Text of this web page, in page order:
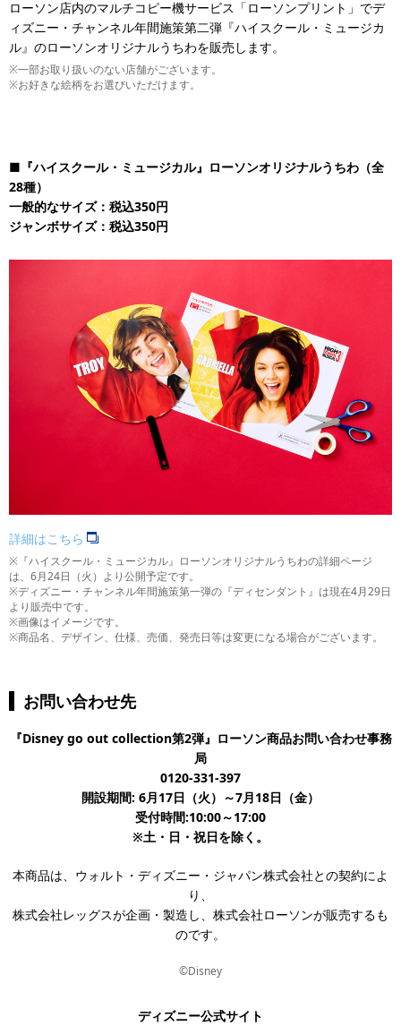
ローソン店内のマルチコピー機サービス「ローソンプリント」でデ
ィズニー・チャンネル年間施策第二弾『ハイスクール・ミュージカ
ル』のローソンオリジナルうちわを販売します。
※一部お取り扱いのない店舗がございます。
※お好きな絵柄をお選びいただけます。
■『ハイスクール・ミュージカル』ローソンオリジナルうちわ（全
28種）
一般的なサイズ：税込350円
ジャンボサイズ：税込350円
詳細はこちら
※『ハイスクール・ミュージカル』ローソンオリジナルうちわの詳細ページ
は、6月24日（火）より公開予定です。
※ディズニー・チャンネル年間施策第一弾の『ディセンダント』は現在4月29日
より販売中です。
※画像はイメージです。
※商品名、デザイン、仕様、売価、発売日等は変更になる場合がございます。
お問い合わせ先
『Disney go out collection第2弾』ローソン商品お問い合わせ事務
局
0120-331-397
開設期間: 6月17日（火）～7月18日（金）
受付時間:10:00～17:00
※土・日・祝日を除く。
本商品は、ウォルト・ディズニー・ジャパン株式会社との契約によ
り、
株式会社レッグスが企画・製造し、株式会社ローソンが販売するも
のです。
©Disney
ディズニー公式サイト